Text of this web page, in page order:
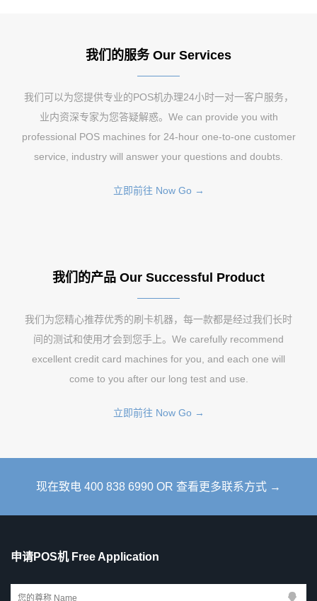
我们的服务 Our Services
我们可以为您提供专业的POS机办理24小时一对一客户服务，
业内资深专家为您答疑解惑。We can provide you with
professional POS machines for 24-hour one-to-one customer
service, industry will answer your questions and doubts.
立即前往 Now Go →
我们的产品 Our Successful Product
我们为您精心推荐优秀的刷卡机器，每一款都是经过我们长时
间的测试和使用才会到您手上。We carefully recommend
excellent credit card machines for you, and each one will
come to you after our long test and use.
立即前往 Now Go →
现在致电 400 838 6990 OR 查看更多联系方式 →
申请POS机 Free Application